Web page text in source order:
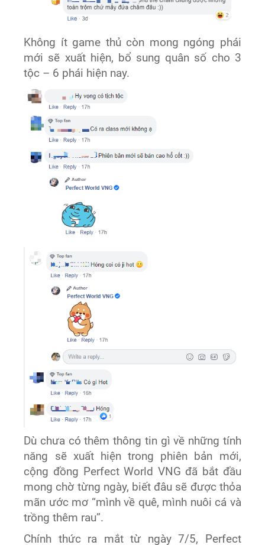
Không ít game thủ còn mong ngóng phái
mới sẽ xuất hiện, bổ sung quân số cho 3
tộc – 6 phái hiện nay.
Dù chưa có thêm thông tin gì về những tính
năng sẽ xuất hiện trong phiên bản mới,
cộng đồng Perfect World VNG đã bắt đầu
mong chờ từng ngày, biết đâu sẽ được thỏa
mãn ước mơ “mình về quê, mình nuôi cá và
trồng thêm rau”.
Chính thức ra mắt từ ngày 7/5, Perfect